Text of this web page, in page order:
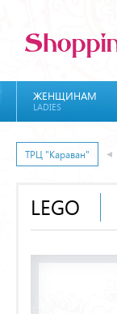
ЖЕНЩИНАМ
LADIES
ТРЦ "Караван"
LEGO